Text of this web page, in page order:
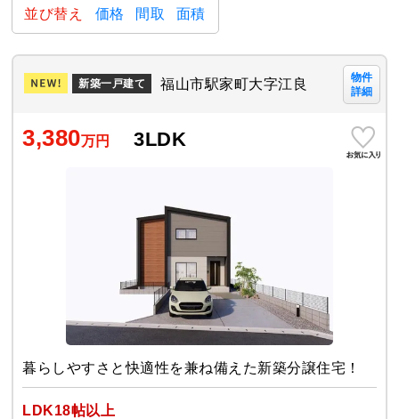
並び替え 価格 間取 面積
新築一戸建て 福山市駅家町大字江良
物件
詳細
3,380万円 3LDK
暮らしやすさと快適性を兼ね備えた新築分譲住宅！
LDK18帖以上